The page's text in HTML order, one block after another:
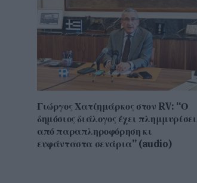
Γιώργος Χατζημάρκος στον RV: “Ο
δημόσιος διάλογος έχει πλημμυρίσει
από παραπληροφόρηση κι
ευφάνταστα σενάρια” (audio)